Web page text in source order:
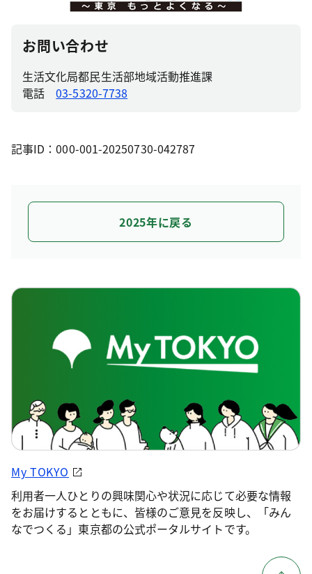
お問い合わせ
生活文化局都民生活部地域活動推進課
電話03-5320-7738
記事ID：000-001-20250730-042787
2025年に戻る
My TOKYO
利用者一人ひとりの興味関心や状況に応じて必要な情報
をお届けするとともに、皆様のご意見を反映し、「みん
なでつくる」東京都の公式ポータルサイトです。